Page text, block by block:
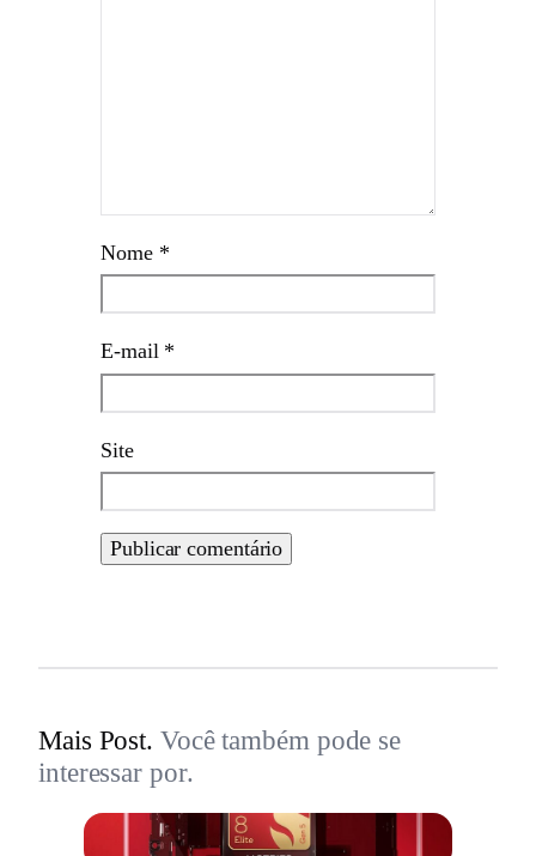
Nome *
E-mail *
Site
Mais Post. Você também pode se
interessar por.